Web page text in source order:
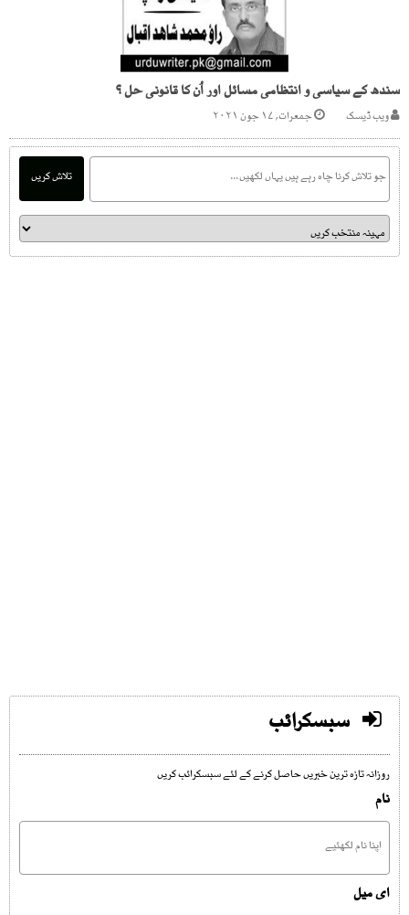
سندھ کے سیاسی و انتظامی مسائل اور اُن کا قانونی حل ؟
ویب ڈیسک جمعرات, ۱۷ جون ۲۰۲۱
تلاش کریں
سبسکرائب
روزانہ تازہ ترین خبریں حاصل کرنے کے لئے سبسکرائب کریں
نام
ای میل